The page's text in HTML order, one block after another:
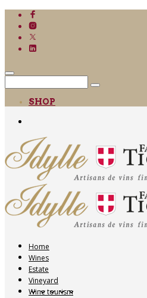
SHOP
Home
Wines
Estate
Vineyard
Wine tourism